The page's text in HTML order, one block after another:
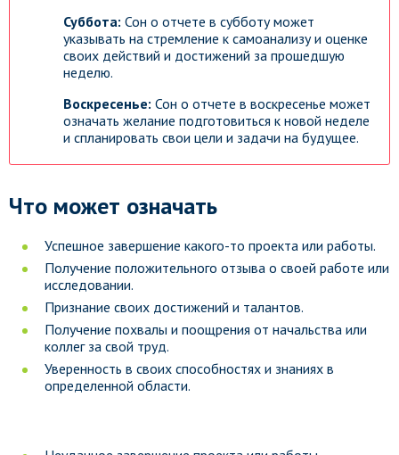
Суббота: Сон о отчете в субботу может
указывать на стремление к самоанализу и оценке
своих действий и достижений за прошедшую
неделю.
Воскресенье: Сон о отчете в воскресенье может
означать желание подготовиться к новой неделе
и спланировать свои цели и задачи на будущее.
Что может означать
Успешное завершение какого-то проекта или работы.
Получение положительного отзыва о своей работе или
исследовании.
Признание своих достижений и талантов.
Получение похвалы и поощрения от начальства или
коллег за свой труд.
Уверенность в своих способностях и знаниях в
определенной области.